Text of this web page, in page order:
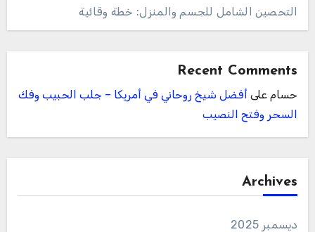
التحصين الشامل للجسم والمنزل: خطة وقائية
Recent Comments
حسامعلى أفضل شيخ روحاني في أمريكا – جلب الحبيب وفك
السحر وفتح النصيب
Archives
ديسمبر 2025